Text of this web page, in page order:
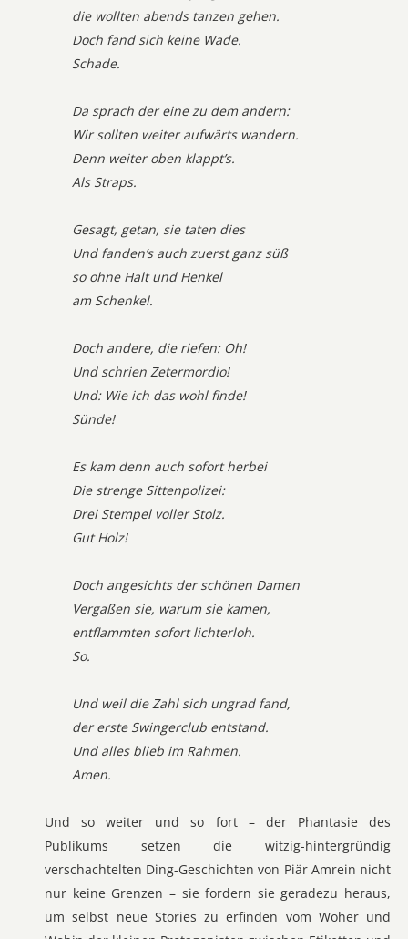
die wollten abends tanzen gehen.
Doch fand sich keine Wade.
Schade.
Da sprach der eine zu dem andern:
Wir sollten weiter aufwärts wandern.
Denn weiter oben klappt’s.
Als Straps.
Gesagt, getan, sie taten dies
Und fanden’s auch zuerst ganz süß
so ohne Halt und Henkel
am Schenkel.
Doch andere, die riefen: Oh!
Und schrien Zetermordio!
Und: Wie ich das wohl finde!
Sünde!
Es kam denn auch sofort herbei
Die strenge Sittenpolizei:
Drei Stempel voller Stolz.
Gut Holz!
Doch angesichts der schönen Damen
Vergaßen sie, warum sie kamen,
entflammten sofort lichterloh.
So.
Und weil die Zahl sich ungrad fand,
der erste Swingerclub entstand.
Und alles blieb im Rahmen.
Amen.
Und so weiter und so fort – der Phantasie des
Publikums setzen die witzig-hintergründig
verschachtelten Ding-Geschichten von Piär Amrein nicht
nur keine Grenzen – sie fordern sie geradezu heraus,
um selbst neue Stories zu erfinden vom Woher und